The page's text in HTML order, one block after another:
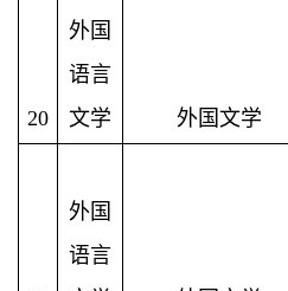
20
外国
语言
文学
外国文学
外国
语言